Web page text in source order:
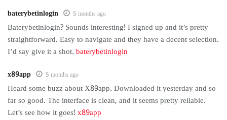
baterybetinlogin 5 months ago
Baterybetinlogin? Sounds interesting! I signed up and it’s pretty
straightforward. Easy to navigate and they have a decent selection.
I’d say give it a shot.baterybetinlogin
x89app 5 months ago
Heard some buzz about X89app. Downloaded it yesterday and so
far so good. The interface is clean, and it seems pretty reliable.
Let’s see how it goes!x89app